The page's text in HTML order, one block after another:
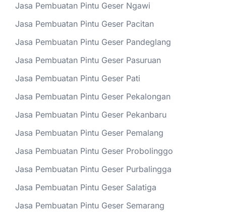
Jasa Pembuatan Pintu Geser Ngawi
Jasa Pembuatan Pintu Geser Pacitan
Jasa Pembuatan Pintu Geser Pandeglang
Jasa Pembuatan Pintu Geser Pasuruan
Jasa Pembuatan Pintu Geser Pati
Jasa Pembuatan Pintu Geser Pekalongan
Jasa Pembuatan Pintu Geser Pekanbaru
Jasa Pembuatan Pintu Geser Pemalang
Jasa Pembuatan Pintu Geser Probolinggo
Jasa Pembuatan Pintu Geser Purbalingga
Jasa Pembuatan Pintu Geser Salatiga
Jasa Pembuatan Pintu Geser Semarang